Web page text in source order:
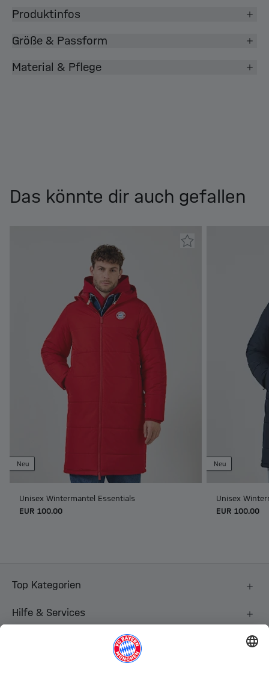
Produktinfos
Größe & Passform
Material & Pflege
Das könnte dir auch gefallen
Neu
Unisex Wintermantel Essentials
EUR 100.00
Neu
Unisex
EUR 100.00
Top Kategorien
Hilfe & Services